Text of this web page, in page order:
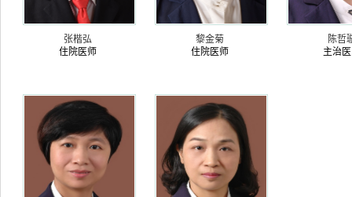
张楷弘
住院医师
黎金菊
住院医师
陈哲
主治